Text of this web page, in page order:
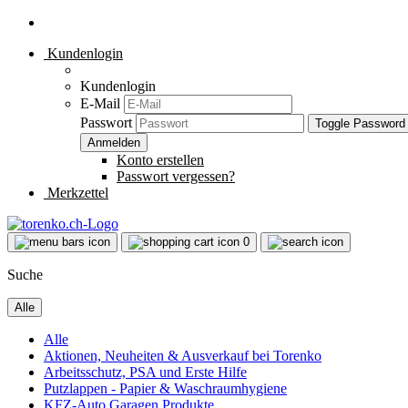
Kundenlogin
Kundenlogin
E-Mail
Passwort
Toggle
Konto erstellen
Passwort vergessen?
Merkzettel
0
Suche
Alle
Alle
Aktionen, Neuheiten & Ausverkauf bei Torenko
Arbeitsschutz, PSA und Erste Hilfe
Putzlappen - Papier & Waschraumhygiene
KFZ-Auto Garagen Produkte